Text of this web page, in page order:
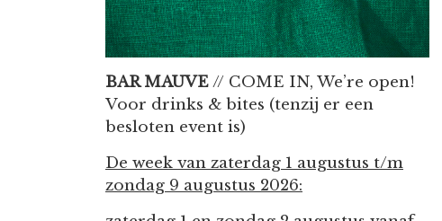
BAR MAUVE// COME IN, We’re open!
Voor drinks & bites (tenzij er een
besloten event is)
De week van zaterdag 1 augustus t/m
zondag 9 augustus 2026: